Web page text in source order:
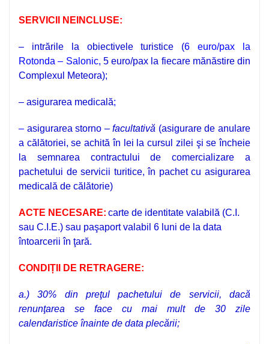
SERVICII NEINCLUSE:
– intrările la obiectivele turistice (6 euro/pax la
Rotonda – Salonic, 5 euro/pax la fiecare mănăstire din
Complexul Meteora);
– asigurarea medicală;
– asigurarea storno –facultativă (asigurare de anulare
a călătoriei, se achită în lei la cursul zilei şi se încheie
la semnarea contractului de comercializare a
pachetului de servicii turitice, în pachet cu asigurarea
medicală de călătorie)
ACTE NECESARE: carte de identitate valabilă (C.I.
sau C.I.E.) sau paşaport valabil 6 luni de la data
întoarcerii în ţară.
CONDIȚII DE RETRAGERE:
a.)30% din preţul pachetului de servicii, dacă
renunţarea se face cu mai mult de 30 zile
calendaristice înainte de data plecării;